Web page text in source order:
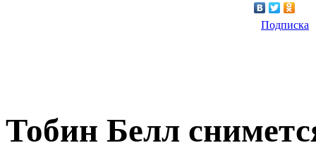
Подписка
Тобин Белл